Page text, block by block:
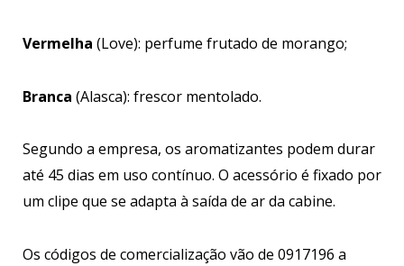
Vermelha (Love): perfume frutado de morango;
Branca (Alasca): frescor mentolado.
Segundo a empresa, os aromatizantes podem durar
até 45 dias em uso contínuo. O acessório é fixado por
um clipe que se adapta à saída de ar da cabine.
Os códigos de comercialização vão de 0917196 a